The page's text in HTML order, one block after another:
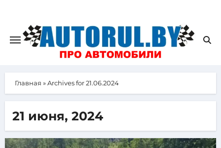
Главная »Archives for 21.06.2024
21 июня, 2024